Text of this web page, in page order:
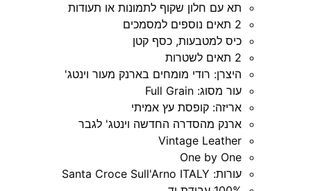
תא עם חלון שקוף לתמונות או תעודות
2 תאים נוספים למסמכים
כיס למטבעות, כסף קטן
2 תאים לשטרות
היצרן: רודי מומחים בארנק מעור וינטג'
עור מסוג: Full Grain
אריזה: קופסת עץ אמיתי
ארנק מהסדרה החדשה וינטג' לגבר
Vintage Leather
One by One
עורות: Santa Croce Sull'Arno ITALY